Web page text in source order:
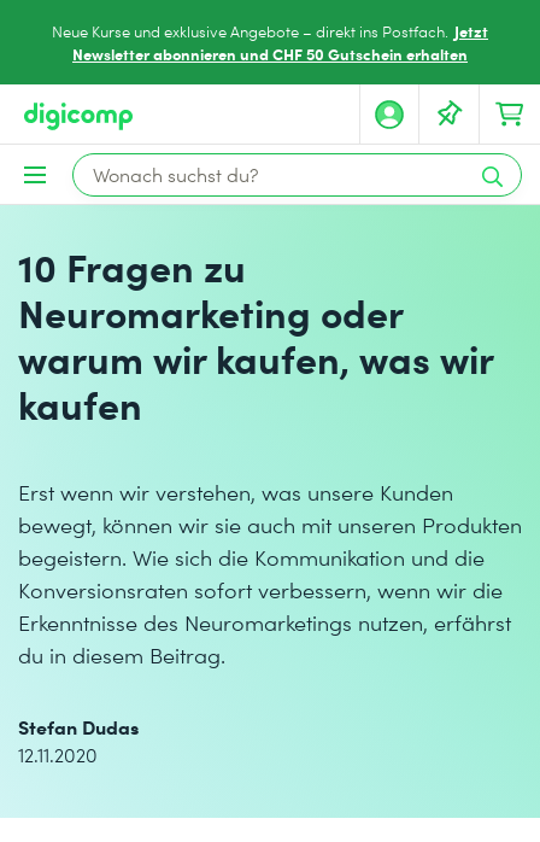
Neue Kurse und exklusive Angebote – direkt ins Postfach. Jetzt
Newsletter abonnieren und CHF 50 Gutschein erhalten
10 Fragen zu
Neuromarketing oder
warum wir kaufen, was wir
kaufen
Erst wenn wir verstehen, was unsere Kunden
bewegt, können wir sie auch mit unseren Produkten
begeistern. Wie sich die Kommunikation und die
Konversionsraten sofort verbessern, wenn wir die
Erkenntnisse des Neuromarketings nutzen, erfährst
du in diesem Beitrag.
Stefan Dudas
12.11.2020